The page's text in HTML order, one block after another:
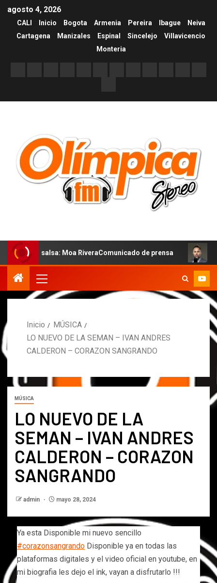
agosto 4, 2026
CALI Inicio Bogota Armenia Pereira Ibague
Neiva
Cartagena
Manizales Espinal Sincelejo
Villavicencio
Monteria
Moa RiveraComunicado de prensa MARCOS
Inicio
MÚSICA
LO NUEVO DE LA SEMAN – IVAN ANDRES
CALDERON – CORAZON SANGRANDO
MÚSICA
LO NUEVO DE LA
SEMAN – IVAN ANDRES
CALDERON – CORAZON
SANGRANDO
admin mayo 28, 2024
Ya esta Disponible mi nuevo sencillo
#corazonsangrando Disponible ya en todas las
plataformas digitales y el video oficial en youtube, en
mi biografia les dejo el ink, vayan a disfrutarlo !!!